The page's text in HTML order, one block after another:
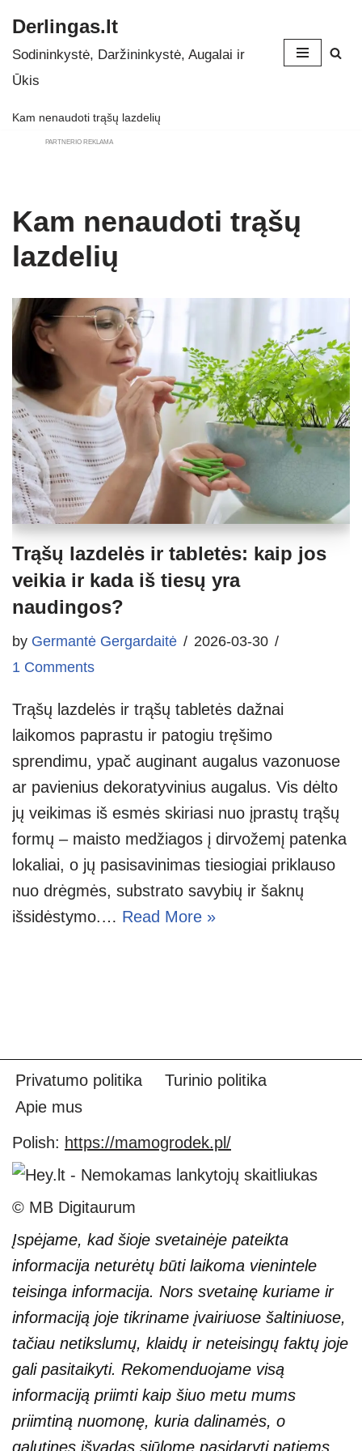
Skip
to
Derlingas.lt
Sodininkystė, Daržininkystė, Augalai ir
Ūkis
Kam nenaudoti trąšų lazdelių
PARTNERIO REKLAMA
Kam nenaudoti trąšų
lazdelių
Trąšų lazdelės ir tabletės: kaip jos
veikia ir kada iš tiesų yra
naudingos?
by Germantė Gergardaitė
2026-03-30
1 Comments
Trąšų lazdelės ir trąšų tabletės dažnai
laikomos paprastu ir patogiu tręšimo
sprendimu, ypač auginant augalus vazonuose
ar pavienius dekoratyvinius augalus. Vis dėlto
jų veikimas iš esmės skiriasi nuo įprastų trąšų
formų – maisto medžiagos į dirvožemį patenka
lokaliai, o jų pasisavinimas tiesiogiai priklauso
nuo drėgmės, substrato savybių ir šaknų
išsidėstymo.… Read More »
Privatumo politika
Turinio politika
Apie mus
Polish: https://mamogrodek.pl/
© MB Digitaurum
Įspėjame, kad šioje svetainėje pateikta
informacija neturėtų būti laikoma vienintele
teisinga informacija. Nors svetainę kuriame ir
informaciją joje tikriname įvairiuose šaltiniuose,
tačiau netikslumų, klaidų ir neteisingų faktų joje
gali pasitaikyti. Rekomenduojame visą
informaciją priimti kaip šiuo metu mums
priimtiną nuomonę, kuria dalinamės, o
galutines išvadas siūlome pasidaryti patiems.